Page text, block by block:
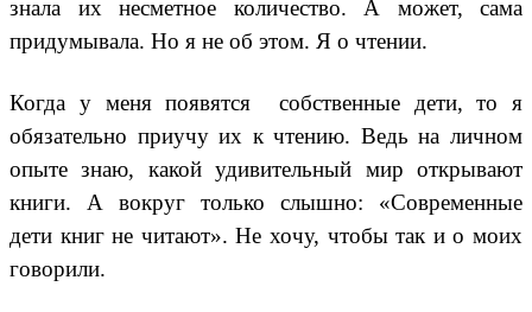
знала их несметное количество. А может, сама
придумывала. Но я не об этом. Я о чтении.
Когда у меня появятся собственные дети, то я
обязательно приучу их к чтению. Ведь на личном
опыте знаю, какой удивительный мир открывают
книги. А вокруг только слышно: «Современные
дети книг не читают». Не хочу, чтобы так и о моих
говорили.